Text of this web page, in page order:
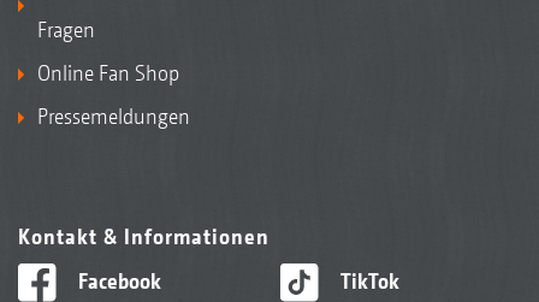
Fragen
Online Fan Shop
Pressemeldungen
Kontakt & Informationen
Facebook
TikTok